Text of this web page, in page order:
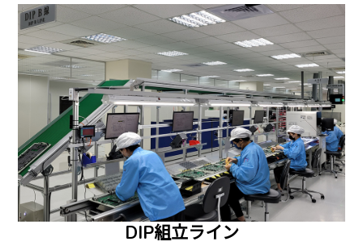
DIP組立ライン